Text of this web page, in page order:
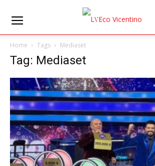
Home Tags Mediaset
Tag: Mediaset